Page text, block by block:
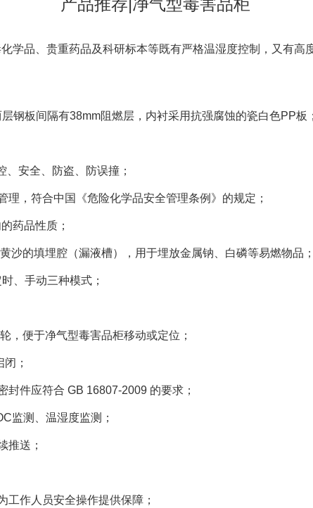
学品、贵重药品及科研标本等既有严格温湿度控制，又有高
钢板间隔有38mm阻燃层，内衬采用抗强腐蚀的瓷白色PP板
安全、防盗、防误撞；
，符合中国《危险化学品安全管理条例》的规定；
药品性质；
沙的填埋腔（漏液槽），用于埋放金属钠、白磷等易燃物品
、手动三种模式；
，便于净气型毒害品柜移动或定位；
；
件应符合 GB 16807-2009 的要求；
监测、温湿度监测；
推送；
工作人员安全操作提供保障；